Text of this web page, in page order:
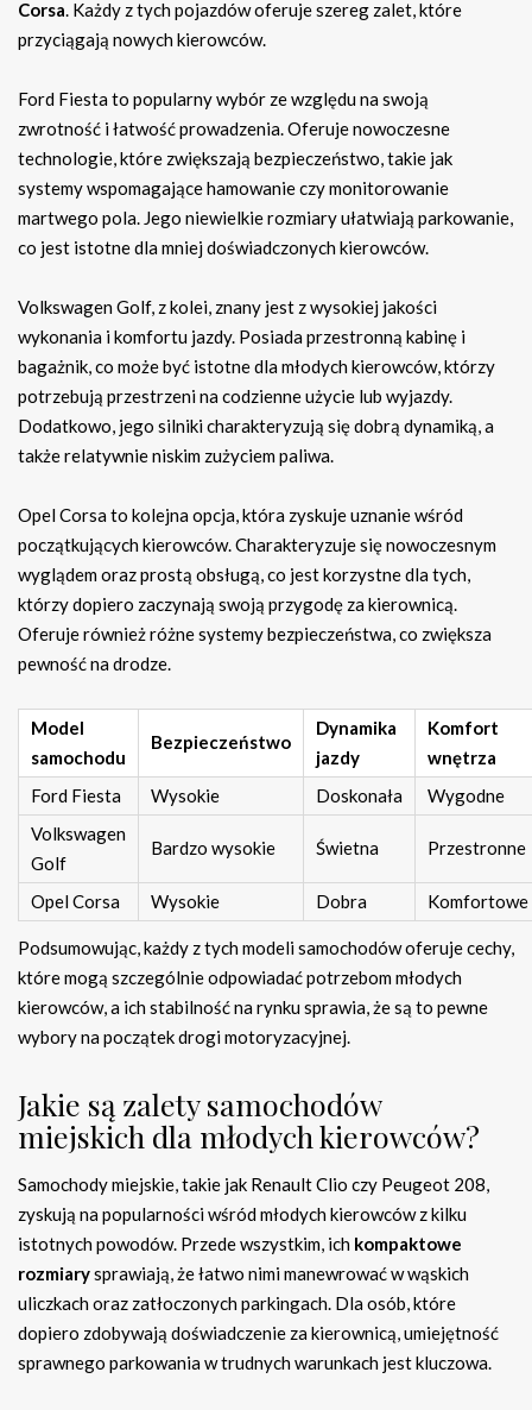
Corsa. Każdy z tych pojazdów oferuje szereg zalet, które
przyciągają nowych kierowców.
Ford Fiesta to popularny wybór ze względu na swoją
zwrotność i łatwość prowadzenia. Oferuje nowoczesne
technologie, które zwiększają bezpieczeństwo, takie jak
systemy wspomagające hamowanie czy monitorowanie
martwego pola. Jego niewielkie rozmiary ułatwiają parkowanie,
co jest istotne dla mniej doświadczonych kierowców.
Volkswagen Golf, z kolei, znany jest z wysokiej jakości
wykonania i komfortu jazdy. Posiada przestronną kabinę i
bagażnik, co może być istotne dla młodych kierowców, którzy
potrzebują przestrzeni na codzienne użycie lub wyjazdy.
Dodatkowo, jego silniki charakteryzują się dobrą dynamiką, a
także relatywnie niskim zużyciem paliwa.
Opel Corsa to kolejna opcja, która zyskuje uznanie wśród
początkujących kierowców. Charakteryzuje się nowoczesnym
wyglądem oraz prostą obsługą, co jest korzystne dla tych,
którzy dopiero zaczynają swoją przygodę za kierownicą.
Oferuje również różne systemy bezpieczeństwa, co zwiększa
pewność na drodze.
Model
samochodu
Bezpieczeństwo
Dynamika
jazdy
Komfort
wnętrza
Ford Fiesta
Wysokie Doskonała
Wygodne
Volkswagen
Golf
Bardzo wysokie Świetna Przestronne
Opel Corsa Wysokie Dobra Komfortowe
Podsumowując, każdy z tych modeli samochodów oferuje cechy,
które mogą szczególnie odpowiadać potrzebom młodych
kierowców, a ich stabilność na rynku sprawia, że są to pewne
wybory na początek drogi motoryzacyjnej.
Jakie są zalety samochodów
miejskich dla młodych kierowców?
Samochody miejskie, takie jak Renault Clio czy Peugeot 208,
zyskują na popularności wśród młodych kierowców z kilku
istotnych powodów. Przede wszystkim, ich kompaktowe
rozmiarysprawiają, że łatwo nimi manewrować w wąskich
uliczkach oraz zatłoczonych parkingach. Dla osób, które
dopiero zdobywają doświadczenie za kierownicą, umiejętność
sprawnego parkowania w trudnych warunkach jest kluczowa.